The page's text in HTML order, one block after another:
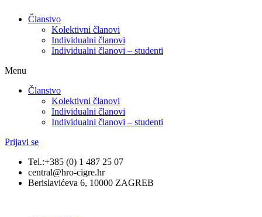
Članstvo
Kolektivni članovi
Individualni članovi
Individualni članovi – studenti
Menu
Članstvo
Kolektivni članovi
Individualni članovi
Individualni članovi – studenti
Prijavi se
Tel.:+385 (0) 1 487 25 07
central@hro-cigre.hr
Berislavićeva 6, 10000 ZAGREB